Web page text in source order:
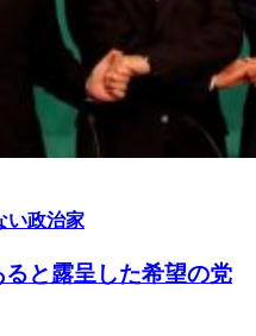
い政治家
と露呈した希望の党